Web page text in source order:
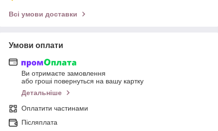
Всі умови доставки
Умови оплати
Ви отримаєте замовлення
або гроші повернуться на вашу картку
Детальніше
Оплатити частинами
Післяплата